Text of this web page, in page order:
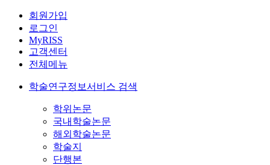
회원가입
로그인
MyRISS
고객센터
전체메뉴
학술연구정보서비스 검색
학위논문
국내학술논문
해외학술논문
학술지
단행본